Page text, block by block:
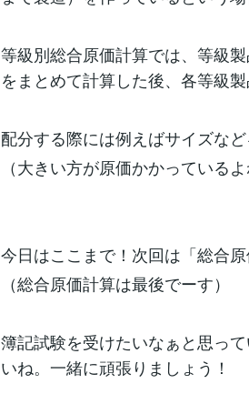
等級別総合原価計算では、等級
をまとめて計算した後、各等級製
配分する際には例えばサイズな
（大きい方が原価かかっている
今日はここまで！次回は「総合
（総合原価計算は最後でーす）
簿記試験を受けたいなぁと思っ
いね。一緒に頑張りましょう！